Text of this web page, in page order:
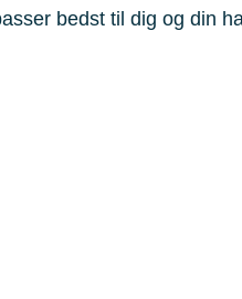
bedst til dig og din